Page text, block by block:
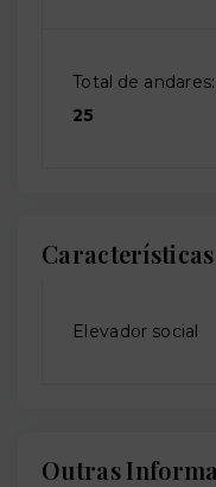
Total de andares:
25
Elevador social
Outras